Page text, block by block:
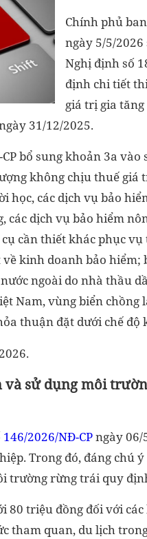
Chính phủ
ngày 5/5/2026
Nghị định số
định chi tiết
giá trị gia tăng
31/12/2025.
bổ sung khoản 3a
không chịu thuế giá
học, các dịch vụ bảo
các dịch vụ bảo hiểm
cần thiết khác phục
kinh doanh bảo hiểm;
ngoài do nhà thầu
Nam, vùng biển chồng
thuận đặt dưới chế độ
sử dụng môi
146/2026/NĐ-CPngày
Trong đó, đáng chú
trường rừng trái quy
80 triệu đồng đối với
tham quan, du lịch